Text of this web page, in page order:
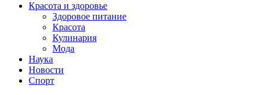
Красота и здоровье
Здоровое питание
Красота
Кулинария
Мода
Наука
Новости
Спорт